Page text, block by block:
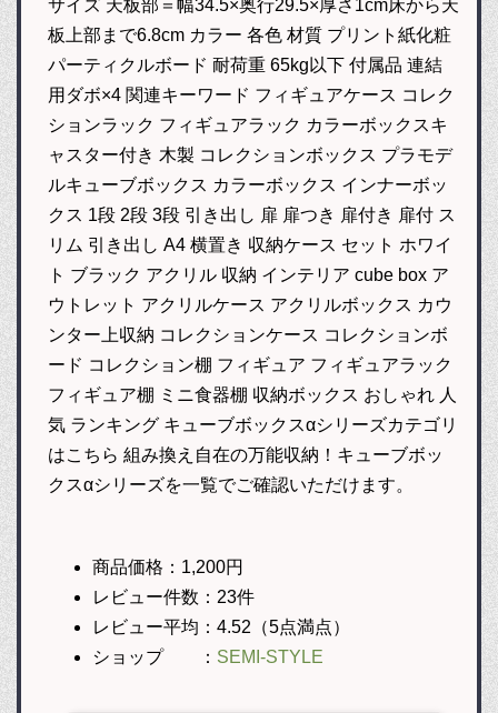
サイズ 天板部＝幅34.5×奥行29.5×厚さ1cm床から天
板上部まで6.8cm カラー 各色 材質 プリント紙化粧
パーティクルボード 耐荷重 65kg以下 付属品 連結
用ダボ×4 関連キーワード フィギュアケース コレク
ションラック フィギュアラック カラーボックスキ
ャスター付き 木製 コレクションボックス プラモデ
ルキューブボックス カラーボックス インナーボッ
クス 1段 2段 3段 引き出し 扉 扉つき 扉付き 扉付 ス
リム 引き出し A4 横置き 収納ケース セット ホワイ
ト ブラック アクリル 収納 インテリア cube box ア
ウトレット アクリルケース アクリルボックス カウ
ンター上収納 コレクションケース コレクションボ
ード コレクション棚 フィギュア フィギュアラック
フィギュア棚 ミニ食器棚 収納ボックス おしゃれ 人
気 ランキング キューブボックスαシリーズカテゴリ
はこちら 組み換え自在の万能収納！キューブボッ
クスαシリーズを一覧でご確認いただけます。
商品価格：1,200円
レビュー件数：23件
レビュー平均：4.52（5点満点）
ショップ ： SEMI-STYLE